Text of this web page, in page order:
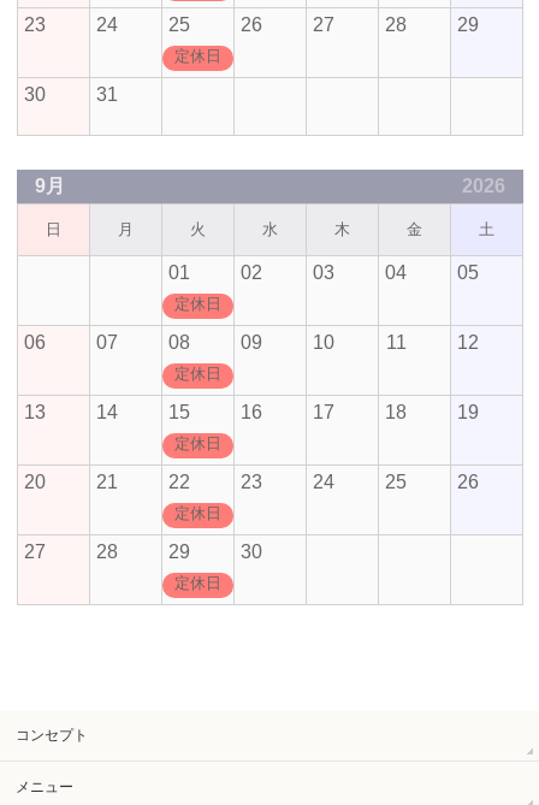
23 24 25
定休日
26 27 28 29
30 31
9月 2026
日 月 火 水 木 金 土
01
定休日
02 03 04 05
06 07 08
定休日
09 10 11 12
13 14 15
定休日
16 17 18 19
20 21 22
定休日
23 24 25 26
27 28 29
定休日
30
コンセプト
メニュー